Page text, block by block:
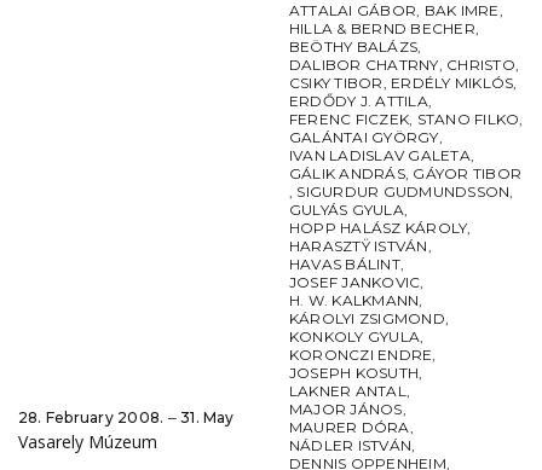
28. February 2008. ‒ 31. May
Vasarely Múzeum
ATTALAI GÁBOR, BAK IMRE,
HILLA & BERND BECHER,
BEÖTHY BALÁZS,
DALIBOR CHATRNY, CHRISTO,
CSIKY TIBOR, ERDÉLY MIKLÓS,
ERDŐDY J. ATTILA,
FERENC FICZEK, STANO FILKO,
GALÁNTAI GYÖRGY,
IVAN LADISLAV GALETA,
GÁLIK ANDRÁS, GÁYOR TIBOR
, SIGURDUR GUDMUNDSSON,
GULYÁS GYULA,
HOPP HALÁSZ KÁROLY,
HARASZTŸ ISTVÁN,
HAVAS BÁLINT,
JOSEF JANKOVIC,
H. W. KALKMANN,
KÁROLYI ZSIGMOND,
KONKOLY GYULA,
KORONCZI ENDRE,
JOSEPH KOSUTH,
LAKNER ANTAL,
MAJOR JÁNOS,
MAURER DÓRA,
NÁDLER ISTVÁN,
DENNIS OPPENHEIM,